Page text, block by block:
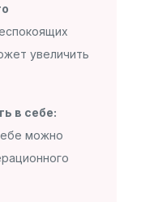
увеличить
в себе:
можно